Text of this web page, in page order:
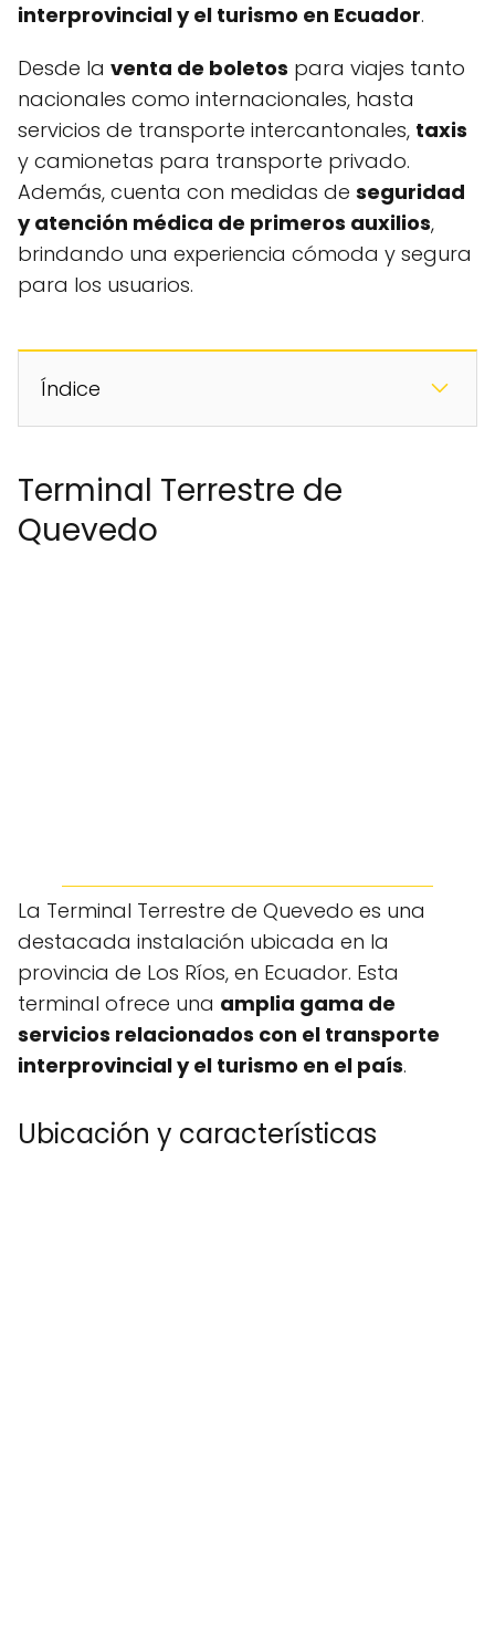
interprovincial y el turismo en Ecuador.
Desde la venta de boletos para viajes tanto
nacionales como internacionales, hasta
servicios de transporte intercantonales, taxis
y camionetas para transporte privado.
Además, cuenta con medidas de seguridad
y atención médica de primeros auxilios,
brindando una experiencia cómoda y segura
para los usuarios.
Índice
Terminal Terrestre de
Quevedo
La Terminal Terrestre de Quevedo es una
destacada instalación ubicada en la
provincia de Los Ríos, en Ecuador. Esta
terminal ofrece una amplia gama de
servicios relacionados con el transporte
interprovincial y el turismo en el país.
Ubicación y características